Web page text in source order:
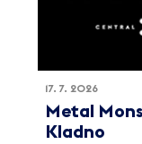
17. 7. 2026
Metal
Kladno